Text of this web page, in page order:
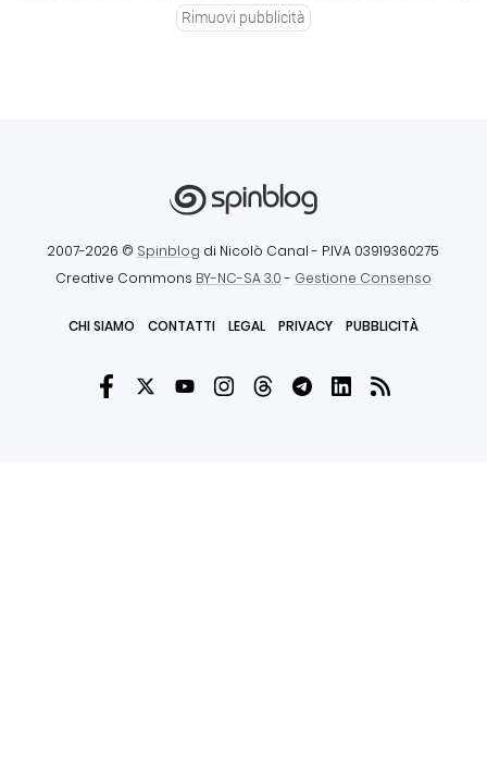
Rimuovi pubblicità
2007-2026 © Spinblog di Nicolò Canal - P.IVA 03919360275
Creative Commons BY-NC-SA 3.0- Gestione Consenso
CHI SIAMO CONTATTI LEGAL PRIVACY PUBBLICITÀ